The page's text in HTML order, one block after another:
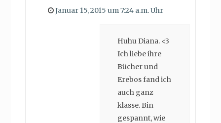
Januar 15, 2015 um 7:24 a.m. Uhr
Huhu Diana. <3
Ich liebe ihre
Bücher und
Erebos fand ich
auch ganz
klasse. Bin
gespannt, wie